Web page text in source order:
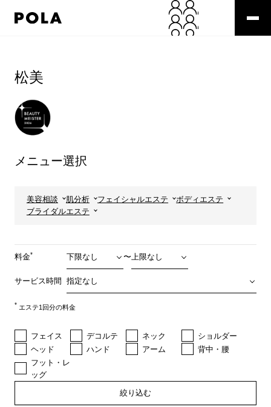
松美
メニュー選択
美容相談 肌分析 フェイシャルエステ
ボディエステ
ブライダルエステ
料金* 〜
サービス時間
* エステ1回分の料金
フェイス デコルテ ネック
ショルダー
ヘッド
ハンド アーム
背中・腰
フット・レ
ッグ
絞り込む